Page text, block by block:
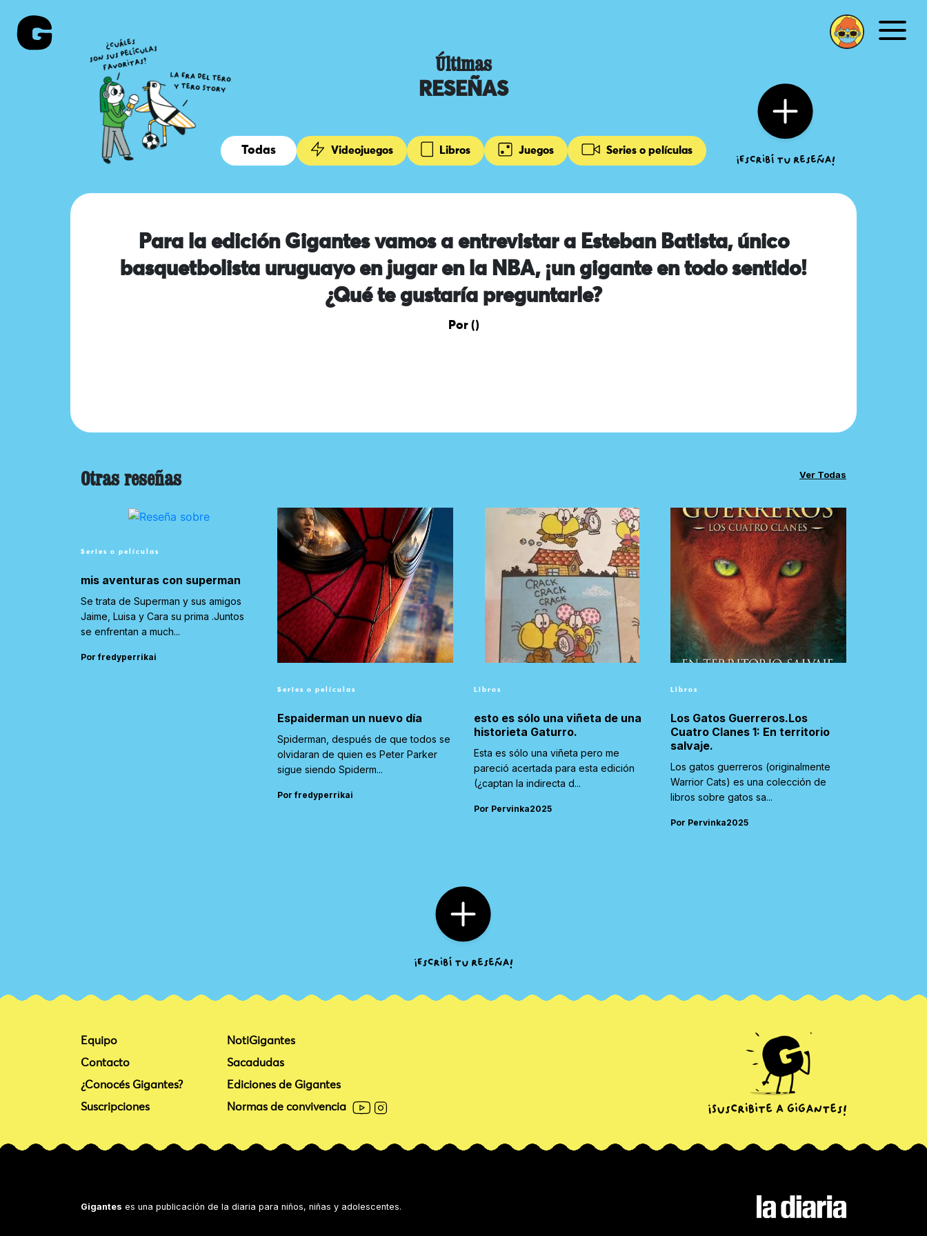
Últimas
RESEÑAS
Todas Videojuegos Libros Juegos Series o películas
Para la edición Gigantes vamos a entrevistar a Esteban Batista, único
basquetbolista uruguayo en jugar en la NBA, ¡un gigante en todo sentido!
¿Qué te gustaría preguntarle?
Por ()
Otras reseñas Ver Todas
Series o películas
mis aventuras con superman
Se trata de Superman y sus amigos
Jaime, Luisa y Cara su prima .Juntos
se enfrentan a much...
Por fredyperrikai
Series o películas
Espaiderman un nuevo día
Spiderman, después de que todos se
olvidaran de quien es Peter Parker
sigue siendo Spiderm...
Por fredyperrikai
Libros
esto es sólo una viñeta de una
historieta Gaturro.
Esta es sólo una viñeta pero me
pareció acertada para esta edición
(¿captan la indirecta d...
Por Pervinka2025
Libros
Los Gatos Guerreros.Los
Cuatro Clanes 1: En territorio
salvaje.
Los gatos guerreros (originalmente
Warrior Cats) es una colección de
libros sobre gatos sa...
Por Pervinka2025
Equipo
Contacto
¿Conocés Gigantes?
Suscripciones
NotiGigantes
Sacadudas
Ediciones de Gigantes
Normas de convivencia
Gigantes es una publicación de la diaria para niños, niñas y adolescentes.